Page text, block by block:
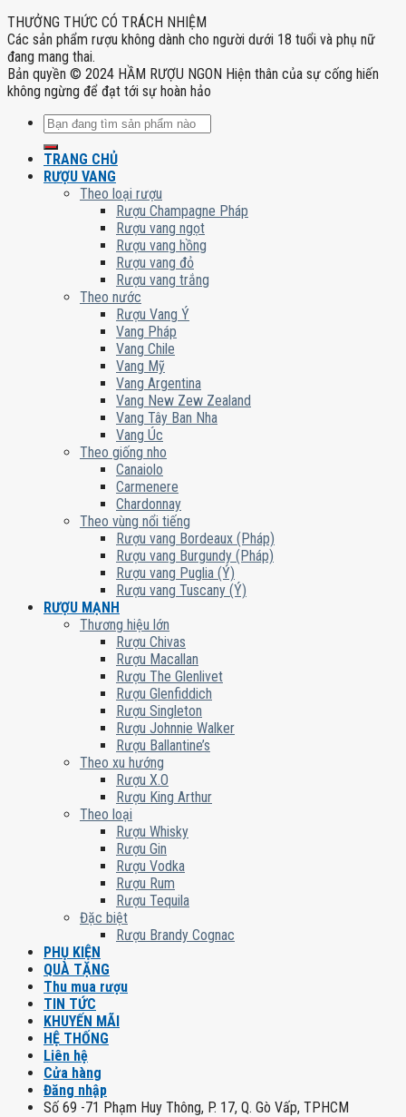
THƯỞNG THỨC CÓ TRÁCH NHIỆM
Các sản phẩm rượu không dành cho người dưới 18 tuổi và phụ nữ
đang mang thai.
Bản quyền © 2024 HẦM RƯỢU NGON Hiện thân của sự cống hiến
không ngừng để đạt tới sự hoàn hảo
Tìm
kiếm:
TRANG CHỦ
RƯỢU VANG
Theo loại rượu
Rượu Champagne Pháp
Rượu vang ngọt
Rượu vang hồng
Rượu vang đỏ
Rượu vang trắng
Theo nước
Rượu Vang Ý
Vang Pháp
Vang Chile
Vang Mỹ
Vang Argentina
Vang New Zew Zealand
Vang Tây Ban Nha
Vang Úc
Theo giống nho
Canaiolo
Carmenere
Chardonnay
Theo vùng nổi tiếng
Rượu vang Bordeaux (Pháp)
Rượu vang Burgundy (Pháp)
Rượu vang Puglia (Ý)
Rượu vang Tuscany (Ý)
RƯỢU MẠNH
Thương hiệu lớn
Rượu Chivas
Rượu Macallan
Rượu The Glenlivet
Rượu Glenfiddich
Rượu Singleton
Rượu Johnnie Walker
Rượu Ballantine’s
Theo xu hướng
Rượu X.O
Rượu King Arthur
Theo loại
Rượu Whisky
Rượu Gin
Rượu Vodka
Rượu Rum
Rượu Tequila
Đặc biệt
Rượu Brandy Cognac
PHỤ KIỆN
QUÀ TẶNG
Thu mua rượu
TIN TỨC
KHUYẾN MÃI
HỆ THỐNG
Liên hệ
Cửa hàng
Đăng nhập
Số 69 -71 Phạm Huy Thông, P. 17, Q. Gò Vấp, TPHCM